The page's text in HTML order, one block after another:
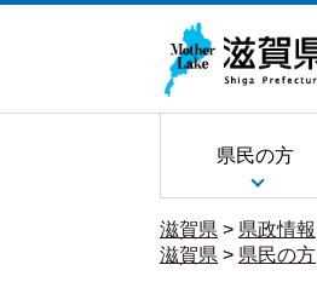
県民の方
滋賀県 > 県政情報
滋賀県 > 県民の方